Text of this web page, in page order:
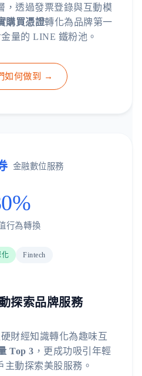
，透過發票登錄與互動模
購買憑證轉化為品牌第一
量的 LINE 鐵粉池。
如何做到 →
金融數位服務
行為轉換
化 Fintech
探索品牌服務
財經知識轉化為趣味互
Top 3 ，更成功吸引年輕
主動探索美股服務。